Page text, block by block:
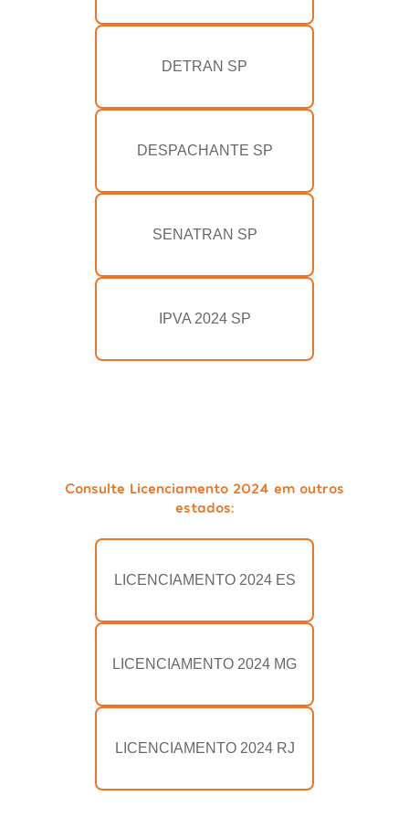
DETRAN SP
DESPACHANTE SP
SENATRAN SP
IPVA 2024 SP
Consulte Licenciamento 2024 em outros
estados:
LICENCIAMENTO 2024 ES
LICENCIAMENTO 2024 MG
LICENCIAMENTO 2024 RJ